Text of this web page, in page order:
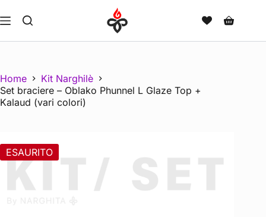
Home
Kit Narghilè
Set braciere – Oblako Phunnel L Glaze Top +
Kalaud (vari colori)
ESAURITO